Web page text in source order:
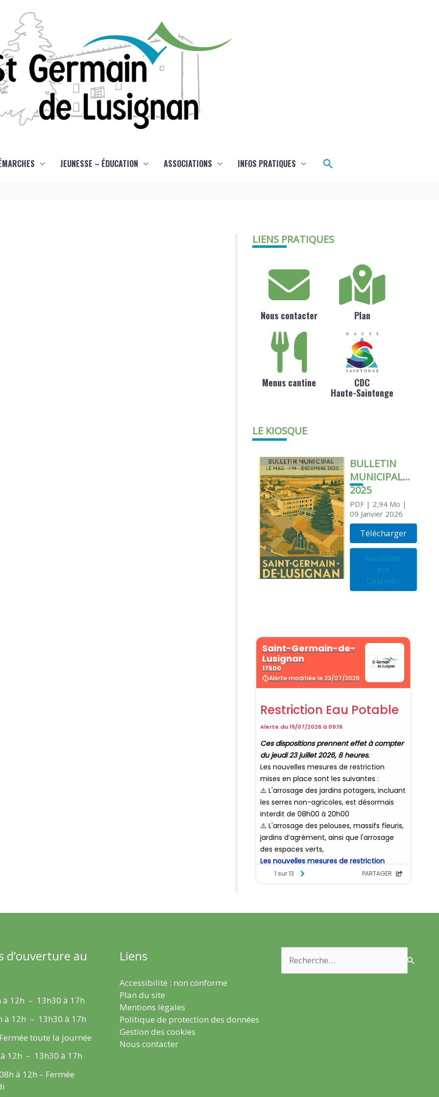
JEUNESSE – ÉDUCATION ASSOCIATIONS INFOS PRATIQUES Rechercher
LIENS PRATIQUES
Nous contacter Plan
Menus cantine
CDC
Haute-Saintonge
LE KIOSQUE
BULLETIN
MUNICIPAL
2025
PDF| 2,94 Mo |
09 Janvier 2026
Télécharger
Feuilleter
sur
Calaméo
d’ouverture au
à 12h – 13h30 à 17h
à 12h – 13h30 à 17h
toute la journée
12h – 13h30 à 17h
à 12h – Fermée
Liens
Accessibilité : non conforme
Plan du site
Mentions légales
Politique de protection des données
Gestion des cookies
Nous contacter